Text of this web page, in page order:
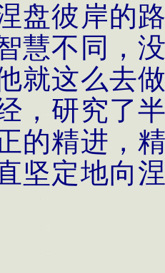
盘彼岸的
慧不同，
就这么去
，研究了
的精进，
坚定地向